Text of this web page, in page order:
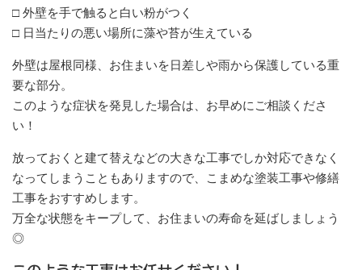
□ 外壁を手で触ると白い粉がつく
□ 日当たりの悪い場所に藻や苔が生えている
外壁は屋根同様、お住まいを日差しや雨から保護している重
要な部分。
このような症状を発見した場合は、お早めにご相談くださ
い！
放っておくと建て替えなどの大きな工事でしか対応できなく
なってしまうこともありますので、こまめな塗装工事や修繕
工事をおすすめします。
万全な状態をキープして、お住まいの寿命を延ばしましょう
◎